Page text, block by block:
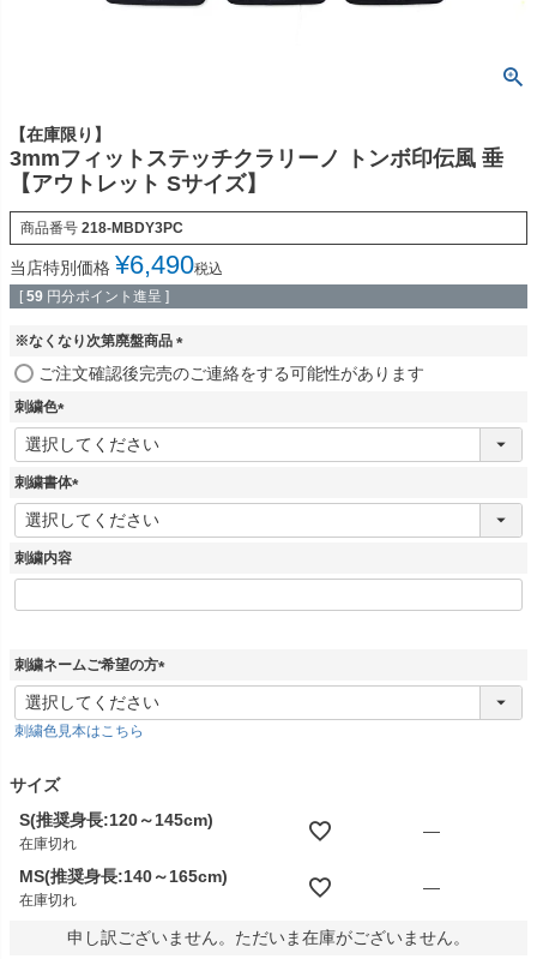
【在庫限り】
3mmフィットステッチクラリーノ トンボ印伝風 垂
【アウトレット Sサイズ】
商品番号 218-MBDY3PC
当店特別価格 ¥6,490税込
[ 59 円分ポイント進呈 ]
※なくなり次第廃盤商品
(
)
ご注文確認後完売のご連絡をする可能性があります
刺繍色
(
必
須
刺繍書体
(
必
刺繍内容
刺繍ネームご希望の方
(
刺繍色見本はこちら
サイズ
S(推奨身長:120～145cm)
在庫切れ
—
MS(推奨身長:140～165cm)
在庫切れ
—
申し訳ございません。ただいま在庫がございません。